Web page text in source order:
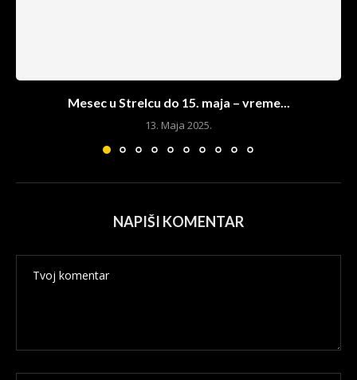
Mesec u Strelcu do 15. maja – vreme...
13. Maja 2025.
NAPIŠI KOMENTAR